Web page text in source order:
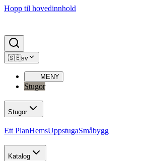
Hopp til hovedinnhold
🇸🇪sv
MENY
Stugor
Stugor
Ett PlanHemsUppstugaSmåbygg
Katalog